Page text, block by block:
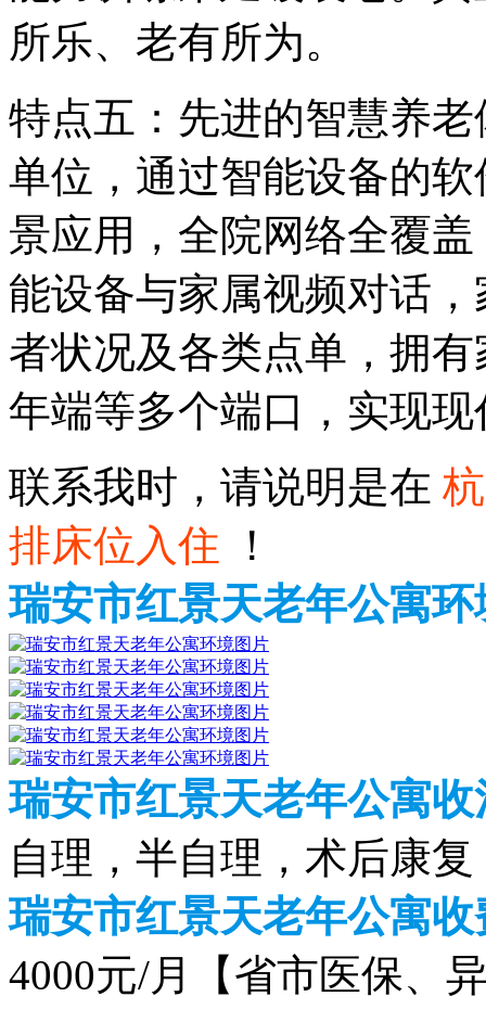
所乐、老有所为。
特点五：先进的智慧养
单位，通过智能设备的
景应用，全院网络全覆
能设备与家属视频对话
者状况及各类点单，拥
年端等多个端口，实现
联系我时，请说明是在
排床位入住 ！
瑞安市红景天老年公寓
瑞安市红景天老年公寓
自理，半自理，术后康复
瑞安市红景天老年公寓
4000元/月【省市医保、